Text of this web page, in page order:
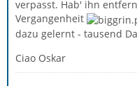
verpasst. Hab' ihn
Vergangenheit
dazu gelernt - tausend
Ciao Oskar